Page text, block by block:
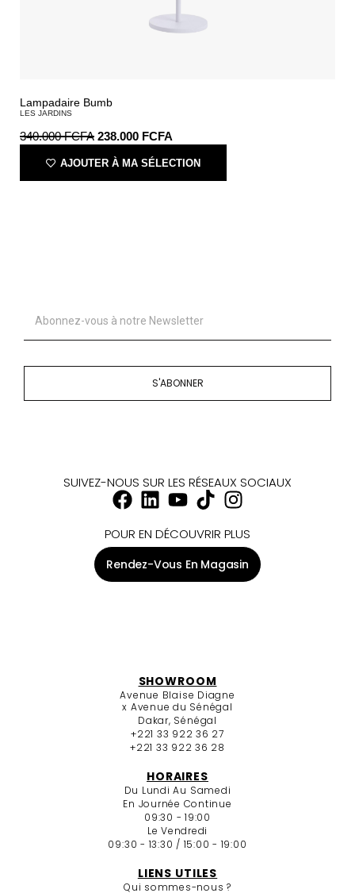
Lampadaire Bumb
LES JARDINS
340.000FCFA 238.000 FCFA
AJOUTER À MA SÉLECTION
S'ABONNER
SUIVEZ-NOUS SUR LES RÉSEAUX SOCIAUX
POUR EN DÉCOUVRIR PLUS
Rendez-Vous En Magasin
SHOWROOM
Avenue Blaise Diagne
x Avenue du Sénégal
Dakar, Sénégal
+221 33 922 36 27
+221 33 922 36 28
HORAIRES
Du Lundi Au Samedi
En Journée Continue
09:30 - 19:00
Le Vendredi
09:30 - 13:30 / 15:00 - 19:00
LIENS UTILES
Qui sommes-nous ?